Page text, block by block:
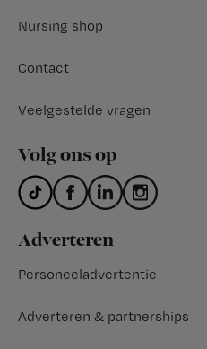
Nursing shop
Contact
Veelgestelde vragen
Volg ons op
Adverteren
Personeeladvertentie
Adverteren & partnerships